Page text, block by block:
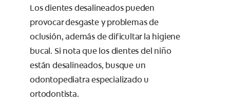
Los dientes desalineados pueden
provocar desgaste y problemas de
oclusión, además de dificultar la higiene
bucal. Si nota que los dientes del niño
están desalineados, busque un
odontopediatra especializado u
ortodontista.